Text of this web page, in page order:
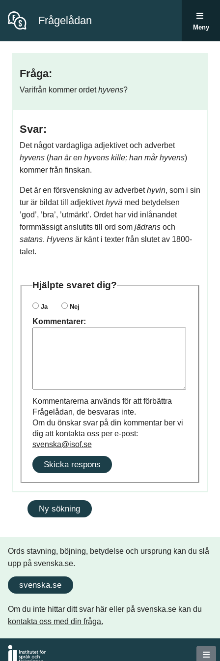
Frågelådan
Meny
Fråga:
Varifrån kommer ordethyvens?
Svar:
Det något vardagliga adjektivet och adverbet
hyvens (han är en hyvens kille; han mår hyvens)
kommer från finskan.
Det är en försvenskning av adverbethyvin, som i sin
tur är bildat till adjektivethyvä med betydelsen
’god’, ’bra’, ’utmärkt’. Ordet har vid inlånandet
formmässigt anslutits till ord som jädrans och
satans. Hyvens är känt i texter från slutet av 1800-
talet.
Hjälpte svaret dig?
Ja Nej
Kommentarer:
Kommentarerna används för att förbättra
Frågelådan, de besvaras inte.
Om du önskar svar på din kommentar ber vi
dig att kontakta oss per e-post:
svenska@isof.se
Skicka respons
Ords stavning, böjning, betydelse och ursprung kan du slå
upp på svenska.se.
svenska.se
Om du inte hittar ditt svar här eller på svenska.se kan du
kontakta oss med din fråga.